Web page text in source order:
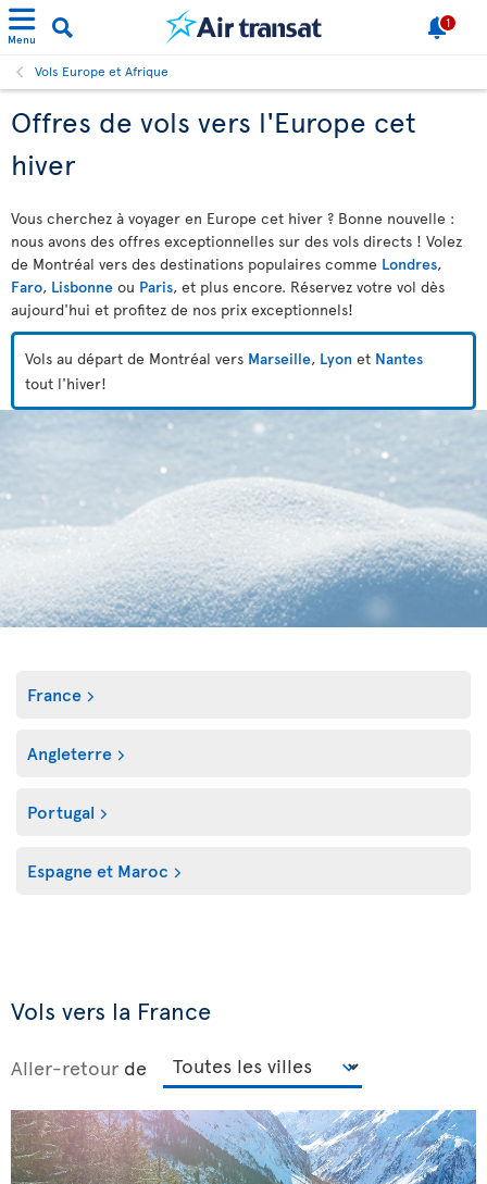
Menu
1
Vols Europe et Afrique
Offres de vols vers l'Europe cet
hiver
Vous cherchez à voyager en Europe cet hiver ? Bonne nouvelle :
nous avons des offres exceptionnelles sur des vols directs ! Volez
de Montréal vers des destinations populaires comme Londres,
Faro, Lisbonne ou Paris, et plus encore. Réservez votre vol dès
aujourd'hui et profitez de nos prix exceptionnels!
Vols au départ de Montréal vers Marseille, Lyon et Nantes
tout l'hiver!
France
Angleterre
Portugal
Espagne et Maroc
Vols vers la France
Aller-retour de